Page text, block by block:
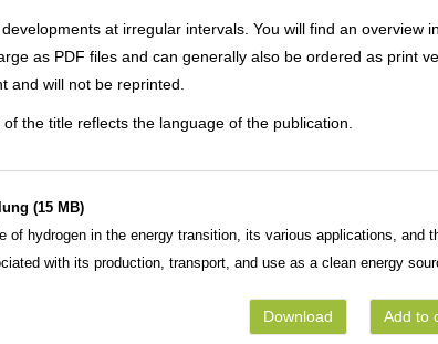
at irregular intervals. You will find an overview
as PDF files and can generally also be ordered as print
and will not be reprinted.
the title reflects the language of the publication.
(15 MB)
of hydrogen in the energy transition, its various applications, and
with its production, transport, and use as a clean energy
Add to
Download